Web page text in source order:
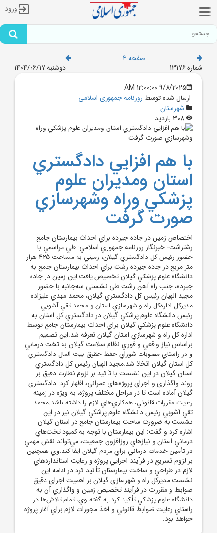
ورود
صفحه 4
شماره 13176
دوشنبه 1404/06/17
9/8/2025 12:00:00 AM
ارسال شده توسط روزنامه جمهوری اسلامی
شهرستان
با هم افزايي دادگستري
استان ومديران علوم
پزشکي وراه وشهرسازي
صورت گرفت
اختصاص زمين در جاده جيرده براي احداث بيمارستان جامع
رشترشت- خبرنگار روزنامه جمهوري اسلامي: طي مراسمي با
حضور رئيس کل دادگستري گيلان، زميني به مساحت 425 هزار
متر مربع در جاده جيرده رشت براي احداث بيمارستان جامع به
دانشگاه علوم پزشکي گيلان تخصيص يافت.اين زمين در جاده
جيرده، جنب راه ‌آهن رشت طي نشستي سه‌جانبه با حضور
مجيد الهيان رئيس کل دادگستري گيلان، محمد مهدي عليزاده
مديرکل اداره‌کل راه و شهرسازي استان و محمد تقي آشوبي
رئيس دانشگاه علوم پزشکي گيلان در دادگستري کل استان به
دانشگاه علوم پزشکي گيلان براي احداث بيمارستان جامع توسط
اداره کل راه و شهرسازي استان گيلان تعرفه شد.اين تصميم
براساس نياز واقعي و فوري نظام سلامت گيلان به تخت درماني
و در راستاي مصوبات شوراي حفظ حقوق بيت المال دادگستري
کل استان گيلان اتخاذ شد.مجيد الهيان رئيس کل دادگستري
استان گيلان در اين نشست با تأکيد بر لزوم نظارت دقيق بر
روند واگذاري و اجراي پروژه‌هاي عمراني، اظهار کرد: دادگستري
گيلان آماده است تا در مراحل مختلف پروژه، به ويژه در زمينه
رعايت مقررات قانوني، همکاري‌هاي لازم را داشته باشد.محمد
تقي آشوبي رئيس دانشگاه علوم پزشکي گيلان نيز در اين
نشست به ضرورت ساخت بيمارستان جامع در استان گيلان
اشاره کرد و گفت: اين بيمارستان با توجه به کمبود تخت‌هاي
درماني استان و نيازهاي روزافزون جمعيت، مي‌تواند نقش مهمي
در تأمين خدمات درماني براي مردم گيلان ايفا کند.وي همچنين
بر لزوم تسريع در فرآيند اجرايي پروژه و رعايت استانداردهاي
لازم در طراحي و ساخت بيمارستان تأکيد کرد.در ادامه اين
نشست مديرکل راه و شهرسازي گيلان بر اهميت اجراي دقيق
ضوابط و مقررات در فرآيند تخصيص زمين و واگذاري آن به
دانشگاه علوم پزشکي تأکيد کرد.به گفته وي، تمام تلاش‌ها در
راستاي رعايت ضوابط قانوني و اخذ مجوزات لازم براي آغاز پروژه
خواهد بود.